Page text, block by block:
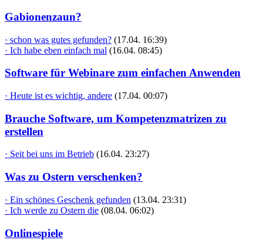
Gabionenzaun?
· schon was gutes gefunden? (17.04. 16:39)
· Ich habe eben einfach mal (16.04. 08:45)
Software für Webinare zum einfachen Anwenden
· Heute ist es wichtig, andere (17.04. 00:07)
Brauche Software, um Kompetenzmatrizen zu
erstellen
· Seit bei uns im Betrieb (16.04. 23:27)
Was zu Ostern verschenken?
· Ein schönes Geschenk gefunden (13.04. 23:31)
· Ich werde zu Ostern die (08.04. 06:02)
Onlinespiele